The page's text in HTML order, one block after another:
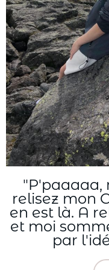
"P'paaaaa,
relisez mon
en est là. A
et moi
par